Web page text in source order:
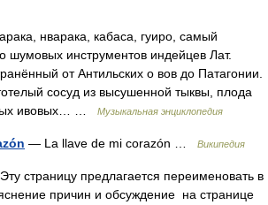
нварака, кабаса, гуиро, самый
шумовых инструментов индейцев Лат.
от Антильских о вов до Патагонии.
сосуд из высушенной тыквы, плода
ивовых… …
Музыкальная энциклопедия
— La llave de mi corazón … Википедия
страницу предлагается переименовать в
причин и обсуждение на странице